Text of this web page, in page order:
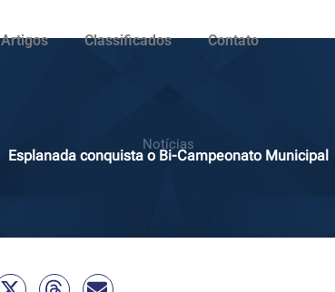
Artigos Classificados Contato
Notícias
Esplanada conquista o Bi-Campeonato Municipal